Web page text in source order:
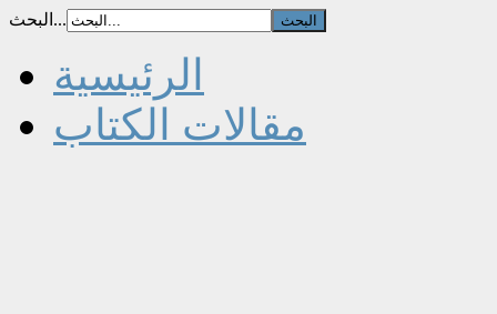
البحث...
الرئيسية
مقالات الكتاب